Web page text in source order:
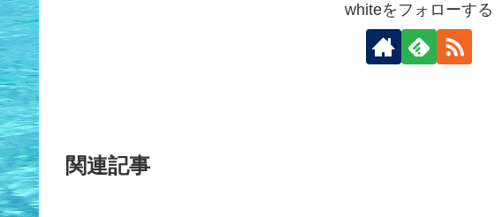
whiteをフォローする
関連記事